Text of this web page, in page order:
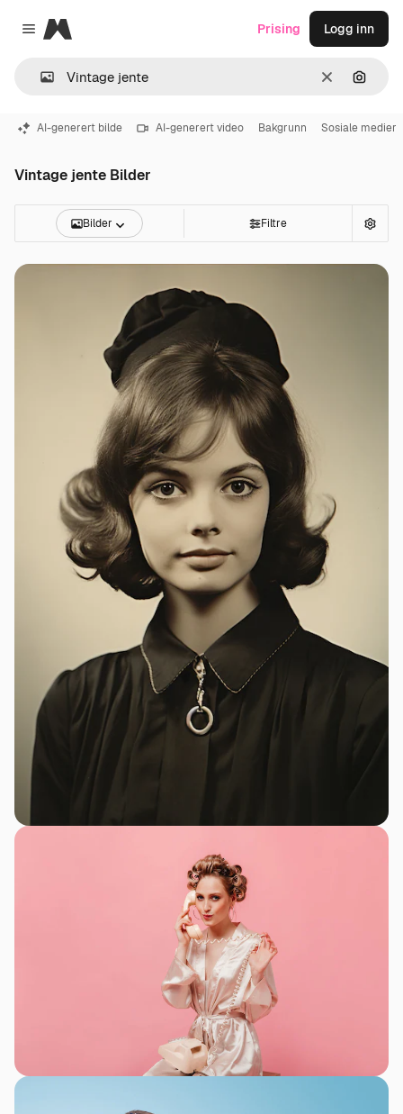
Close menu
Magnific
Slett Søk
Prising Logg inn
AI-generert bilde AI-generert video Bakgrunn Sosiale medier
Vintage jente Bilder
Bilder Filtre